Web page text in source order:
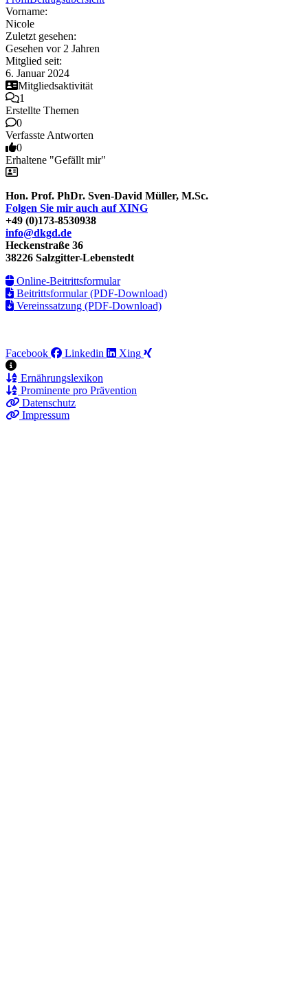
Vorname:
Nicole
Zuletzt gesehen:
Gesehen vor 2 Jahren
Mitglied seit:
6. Januar 2024
Mitgliedsaktivität
1
Erstellte Themen
0
Verfasste Antworten
0
Erhaltene "Gefällt mir"
Hon. Prof. PhDr. Sven-David Müller, M.Sc.
Folgen Sie mir auch auf XING
+49 (0)173-8530938
info@dkgd.de
Heckenstraße 36
38226 Salzgitter-Lebenstedt
Online-Beitrittsformular
Beitrittsformular (PDF-Download)
Vereinssatzung (PDF-Download)
Facebook Linkedin Xing
Ernährungslexikon
Prominente pro Prävention
Datenschutz
Impressum